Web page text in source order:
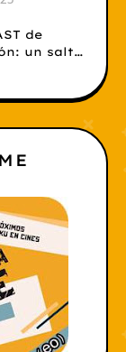
de
un salto